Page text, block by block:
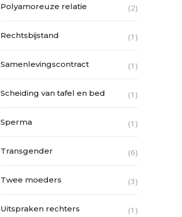
Polyamoreuze relatie (2)
Rechtsbijstand (1)
Samenlevingscontract (1)
Scheiding van tafel en bed (1)
Sperma (1)
Transgender (6)
Twee moeders (3)
Uitspraken rechters (1)